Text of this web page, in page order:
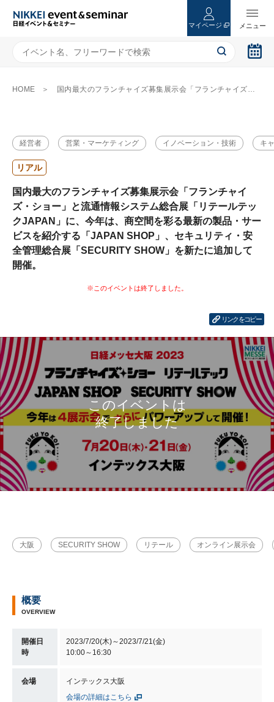
マイページ
HOME 国内最大のフランチャイズ募集展示会「フランチャイズ・ショー」と流通情報システム総合展「リテールテックJAPAN」に、今年は、商空間を彩る最新の製品・サービスを紹介する「JAPAN SHOP」、セキュリティ・安全管理総合展「SECURITY SHOW」を新たに追加して開催。
経営者 営業・マーケティング イノベーション・技術 キ
リアル
国内最大のフランチャイズ募集展示会「フランチャイ
ズ・ショー」と流通情報システム総合展「リテールテッ
クJAPAN」に、今年は、商空間を彩る最新の製品・サー
ビスを紹介する「JAPAN SHOP」、セキュリティ・安
全管理総合展「SECURITY SHOW」を新たに追加して
開催。
リンクをコピー
大阪 SECURITY SHOW リテール オンライン展示会
概要
OVERVIEW
開催日
時
2023/7/20(木)～2023/7/21(金)
10:00～16:30
会場
インテックス大阪
会場の詳細はこちら